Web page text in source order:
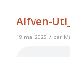
Alfven-
18 mai 2025 / par